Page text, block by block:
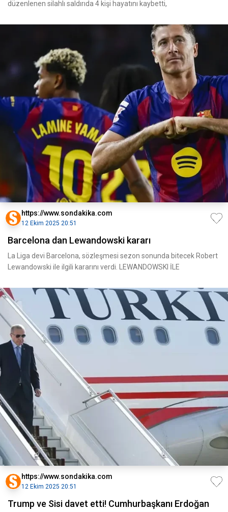
düzenlenen silahlı saldırıda 4 kişi hayatını kaybetti,
https://www.sondakika.com
12 Ekim 2025 20:51
Barcelona dan Lewandowski kararı
La Liga devi Barcelona, sözleşmesi sezon sonunda bitecek Robert
Lewandowski ile ilgili kararını verdi. LEWANDOWSKI İLE
https://www.sondakika.com
12 Ekim 2025 20:51
Trump ve Sisi davet etti! Cumhurbaşkanı Erdoğan